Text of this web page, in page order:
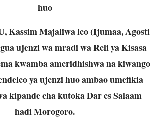
huo
Kassim Majaliwa leo (Ijumaa, Agosti
ujenzi wa mradi wa Reli ya Kisasa
kwamba ameridhishwa na kiwango
ya ujenzi huo ambao umefikia
kipande cha kutoka Dar es Salaam
hadi Morogoro.